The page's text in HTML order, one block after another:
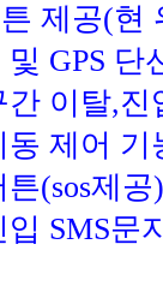
제공(현
및 GPS 단
간 이탈,
동 제어 기
튼(sos제
입 SMS문